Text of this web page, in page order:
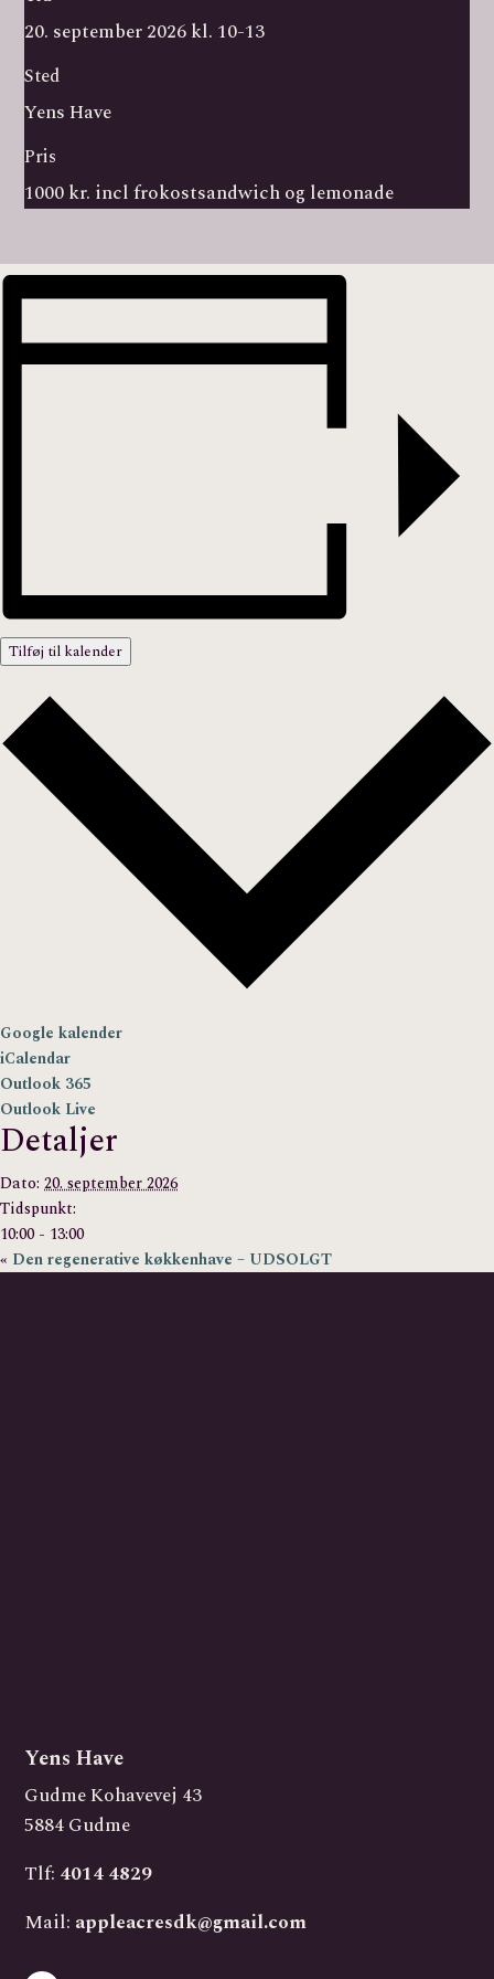
20. september 2026 kl. 10-13
Sted
Yens Have
Pris
1000 kr. incl frokostsandwich og lemonade
Tilføj til kalender
Google kalender
iCalendar
Outlook 365
Outlook Live
Detaljer
Dato: 20. september 2026
Tidspunkt:
10:00 - 13:00
« Den regenerative køkkenhave – UDSOLGT
Yens Have
Gudme Kohavevej 43
5884 Gudme
Tlf: 4014 4829
Mail: appleacresdk@gmail.com